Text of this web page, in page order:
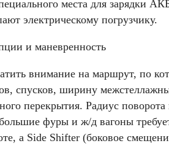
места для зарядки
электрическому погрузчику.
и маневренность
внимание на маршрут, по
спусков, ширину
перекрытия. Радиус
фуры и ж/д вагоны
а Side Shifter (боковое